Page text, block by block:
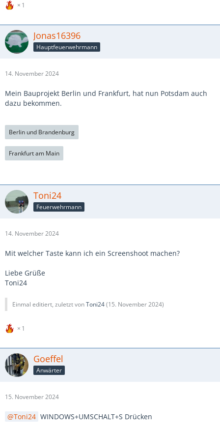
1
Jonas16396
Hauptfeuerwehrmann
14. November 2024
Mein Bauprojekt Berlin und Frankfurt, hat nun Potsdam auch
dazu bekommen.
Berlin und Brandenburg
Frankfurt am Main
Toni24
Feuerwehrmann
14. November 2024
Mit welcher Taste kann ich ein Screenshoot machen?
Liebe Grüße
Toni24
Einmal editiert, zuletzt vonToni24(15. November 2024)
1
Goeffel
Anwärter
15. November 2024
Toni24 WINDOWS+UMSCHALT+S Drücken